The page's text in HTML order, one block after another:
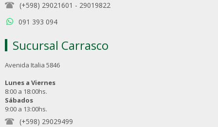
(+598) 29021601 - 29019822
091 393 094
Sucursal Carrasco
Avenida Italia 5846
Lunes a Viernes
8:00 a 18:00hs.
Sábados
9:00 a 13:00hs.
(+598) 29029499